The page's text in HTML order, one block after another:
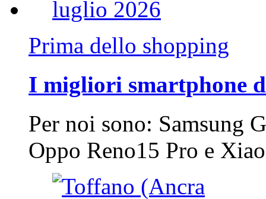
Prima dello shopping
I migliori smartphone
Per noi sono: Samsung
Oppo Reno15 Pro e